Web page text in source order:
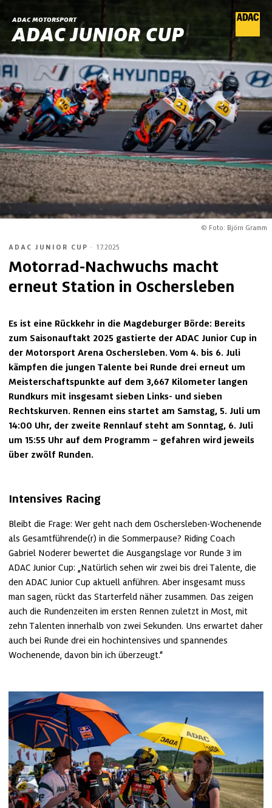
ADAC MOTORSPORT
ADAC JUNIOR CUP
© Foto: Björn Gramm
ADAC JUNIOR CUP · 1.7.2025
Motorrad-Nachwuchs macht
erneut Station in Oschersleben
Es ist eine Rückkehr in die Magdeburger Börde: Bereits
zum Saisonauftakt 2025 gastierte der ADAC Junior Cup in
der Motorsport Arena Oschersleben. Vom 4. bis 6. Juli
kämpfen die jungen Talente bei Runde drei erneut um
Meisterschaftspunkte auf dem 3,667 Kilometer langen
Rundkurs mit insgesamt sieben Links- und sieben
Rechtskurven. Rennen eins startet am Samstag, 5. Juli um
14:00 Uhr, der zweite Rennlauf steht am Sonntag, 6. Juli
um 15:55 Uhr auf dem Programm – gefahren wird jeweils
über zwölf Runden.
Intensives Racing
Bleibt die Frage: Wer geht nach dem Oschersleben-Wochenende
als Gesamtführende(r) in die Sommerpause? Riding Coach
Gabriel Noderer bewertet die Ausgangslage vor Runde 3 im
ADAC Junior Cup: „Natürlich sehen wir zwei bis drei Talente, die
den ADAC Junior Cup aktuell anführen. Aber insgesamt muss
man sagen, rückt das Starterfeld näher zusammen. Das zeigen
auch die Rundenzeiten im ersten Rennen zuletzt in Most, mit
zehn Talenten innerhalb von zwei Sekunden. Uns erwartet daher
auch bei Runde drei ein hochintensives und spannendes
Wochenende, davon bin ich überzeugt.“